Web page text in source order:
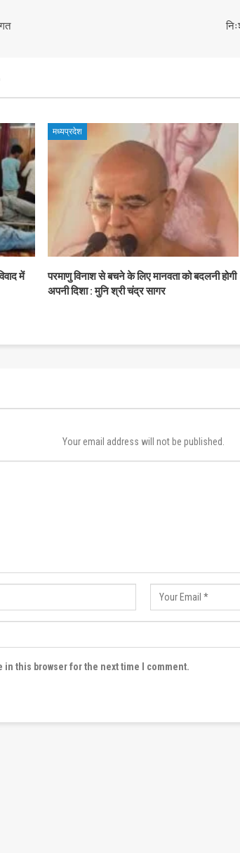
में
मध्यप्रदेश
परमाणु विनाश से बचने के लिए मानवता को बदलनी होगी
अपनी दिशा : मुनि श्री चंद्र सागर
Your email address will not be published.
in this browser for the next time I comment.